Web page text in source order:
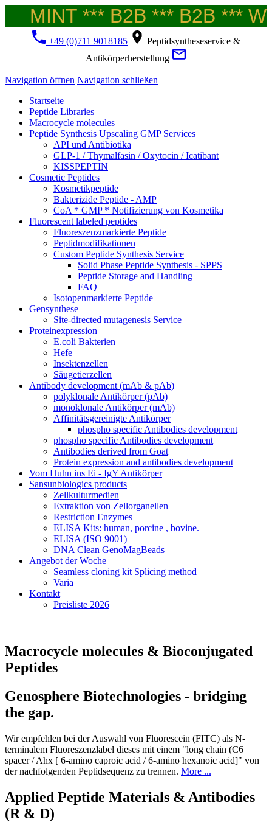
MINT *** B2B *** B2B ***
+49 (0)711 9018185
Peptidsyntheseservice &
Antikörperherstellung
Navigation öffnen Navigation schließen
Startseite
Peptide Libraries
Macrocycle molecules
Peptide Synthesis Upscaling GMP Services
API und Antibiotika
GLP-1 / Thymalfasin / Oxytocin / Icatibant
KISSPEPTIN
Cosmetic Peptides
Kosmetikpeptide
Bakterizide Peptide - AMP
CoA * GMP * Notifizierung von Kosmetika
Fluorescent labeled peptides
Fluoreszenzmarkierte Peptide
Peptidmodifikationen
Custom Peptide Synthesis Service
Solid Phase Peptide Synthesis - SPPS
Peptide Storage and Handling
FAQ
Isotopenmarkierte Peptide
Gensynthese
Site-directed mutagenesis Service
Proteinexpression
E.coli Bakterien
Hefe
Insektenzellen
Säugetierzellen
Antibody development (mAb & pAb)
polyklonale Antikörper (pAb)
monoklonale Antikörper (mAb)
Affinitätsgereinigte Antikörper
phospho specific Antibodies development
phospho specific Antibodies development
Antibodies derived from Goat
Protein expression and antibodies development
Vom Huhn ins Ei - IgY Antikörper
Sansunbiologics products
Zellkulturmedien
Extraktion von Zellorganellen
Restriction Enzymes
ELISA Kits: human, porcine , bovine.
ELISA (ISO 9001)
DNA Clean GenoMagBeads
Angebot der Woche
Seamless cloning kit Splicing method
Varia
Kontakt
Preisliste 2026
Macrocycle molecules & Bioconjugated
Peptides
Genosphere Biotechnologies - bridging
the gap.
Wir empfehlen bei der Auswahl von Fluorescein (FITC) als N-
terminalem Fluoreszenzlabel dieses mit einem "long chain (C6
spacer / Ahx [ 6-amino caproic acid / 6-amino hexanoic acid]" von
der nachfolgenden Peptidsequenz zu trennen. More ...
Applied Peptide Materials & Antibodies
(R & D)